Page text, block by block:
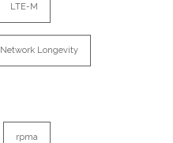
LTE-M
Network Longevity
rpma